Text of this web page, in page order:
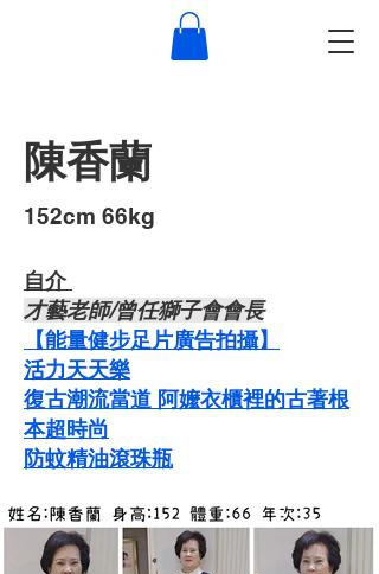
陳香蘭
​152cm 66kg
自介 ​
才藝老師/曾任獅子會會長
【能量健步足片廣告拍攝】
​​活力天天樂
復古潮流當道 阿嬤衣櫃裡的古著根
本超時尚
​防蚊精油滾珠瓶